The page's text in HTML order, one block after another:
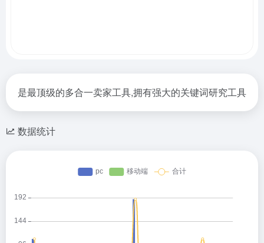
是最顶级的多合一卖家工具,拥有强大的关键词研究工具
数据统计